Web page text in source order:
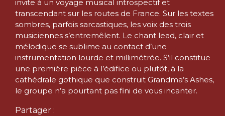
invite à un voyage musical introspectif et
transcendant sur les routes de France. Sur les textes
sombres, parfois sarcastiques, les voix des trois
musiciennes s’entremêlent. Le chant lead, clair et
mélodique se sublime au contact d’une
instrumentation lourde et millimétrée. S’il constitue
une première pièce à l’édifice ou plutôt, à la
cathédrale gothique que construit Grandma’s Ashes,
le groupe n’a pourtant pas fini de vous incanter.
Partager :